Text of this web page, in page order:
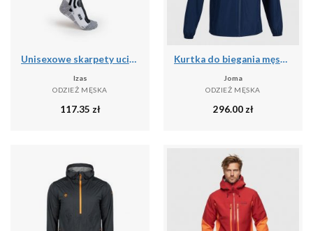
Unisexowe skarpety uciskowe o średnim stopniu ucisku - wysokie skarpety narciars
Izas
ODZIEŻ MĘSKA
117.35 zł
Kurtka do biegania męska Joma Elite VIII przeciwdeszczowa
Joma
ODZIEŻ MĘSKA
296.00zł